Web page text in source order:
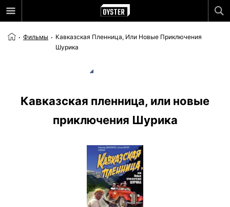
Фильмы
Кавказская Пленница, Или Новые Приключения
Шурика
Кавказская пленница, или новые
приключения Шурика